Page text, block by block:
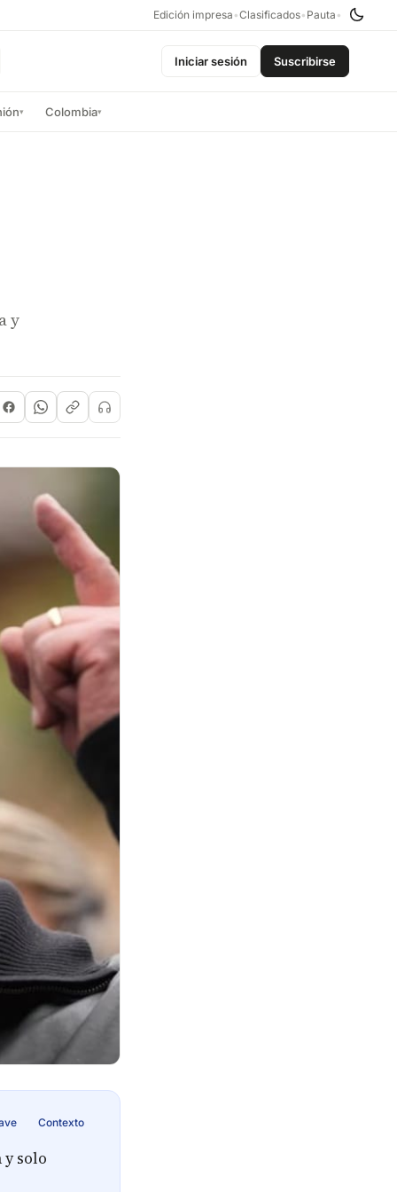
Edición impresa •Clasificados• Pauta •
Iniciar sesión Suscribirse
▾ Colombia▾
y
Contexto
solo